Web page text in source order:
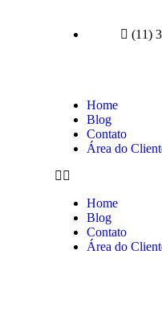
(11)
Home
Blog
Contato
Área do
Home
Blog
Contato
Área do